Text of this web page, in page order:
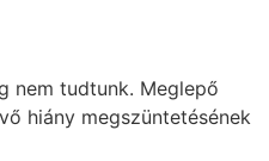
nem tudtunk. Meglepő
hiány megszüntetésének